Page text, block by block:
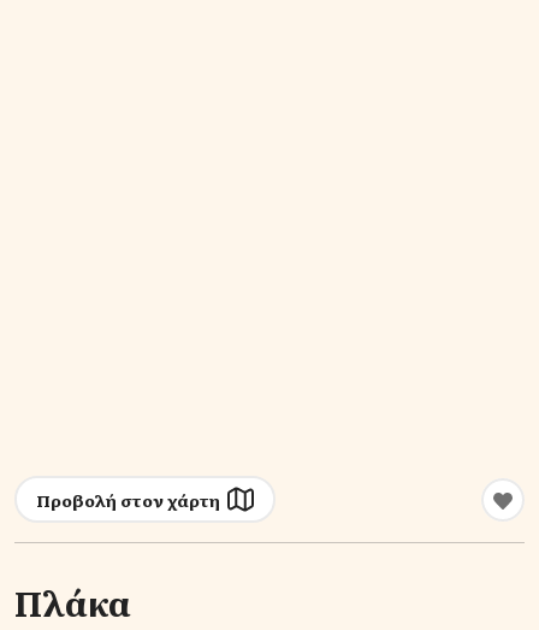
Προβολή στον χάρτη
Πλάκα